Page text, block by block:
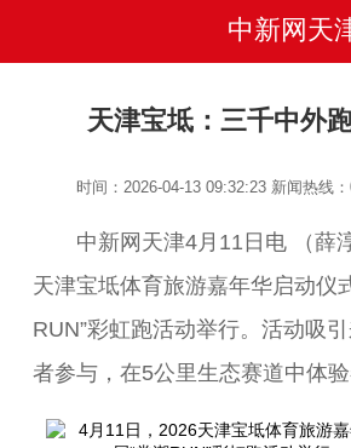
中新网天
天津宝坻：三千中外
时间：2026-04-13 09:32:23 新闻热线
中新网天津4月11日电 （薛
天津宝坻体育旅游嘉年华启动仪
RUN”彩虹跑活动举行。活动吸
者参与，在5公里生态赛道中体验